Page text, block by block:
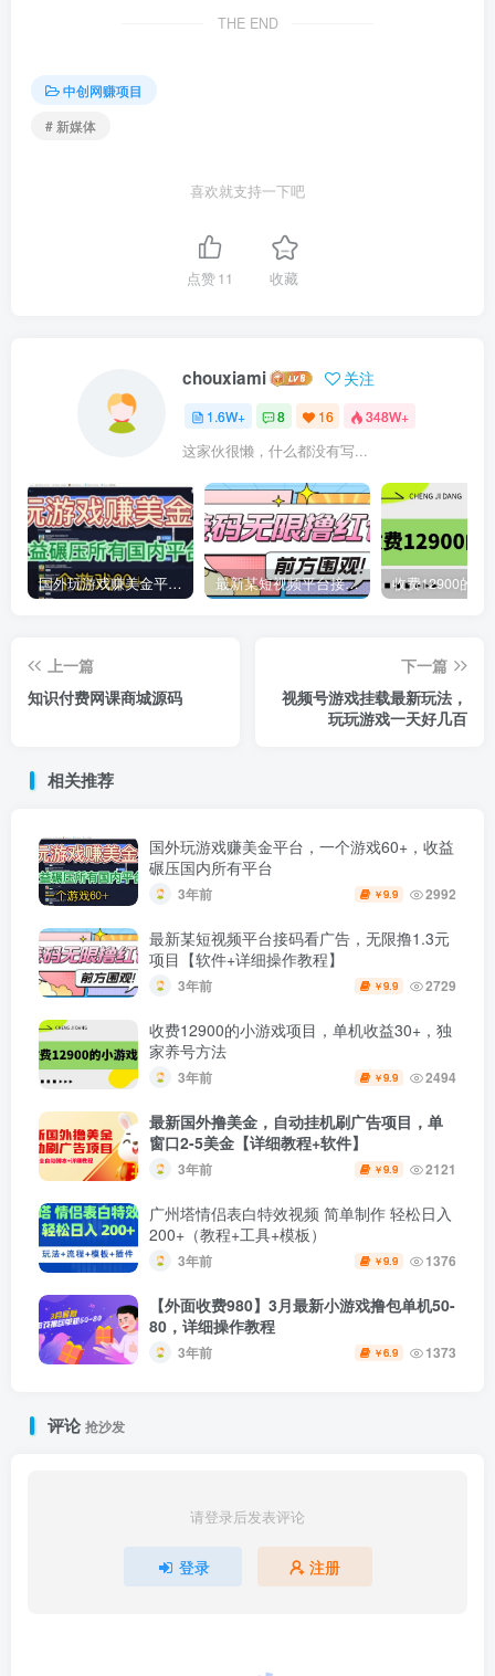
THE END
中创网赚项目
# 新媒体
喜欢就支持一下吧
点赞11 收藏
chouxiami 关注
1.6W+ 8 16 348W+
这家伙很懒，什么都没有写...
国外玩游戏赚美金平台，一个游戏60+，收益碾压国内所有平台 最新某短视频平台接码看广告，无限撸1.3元项目【软件+详细操作教程】
上一篇
知识付费网课商城源码
下一篇
视频号游戏挂载最新玩法，
玩玩游戏一天好几百
相关推荐
国外玩游戏赚美金平台，一个游戏60+，收益
碾压国内所有平台
3年前 ￥9.9 2992
最新某短视频平台接码看广告，无限撸1.3元
项目【软件+详细操作教程】
3年前 ￥9.9 2729
收费12900的小游戏项目，单机收益30+，独
家养号方法
3年前 ￥9.9 2494
最新国外撸美金，自动挂机刷广告项目，单
窗口2-5美金【详细教程+软件】
3年前 ￥9.9 2121
广州塔情侣表白特效视频 简单制作 轻松日入
200+（教程+工具+模板）
3年前 ￥9.9 1376
【外面收费980】3月最新小游戏撸包单机50-
80，详细操作教程
3年前 ￥6.9 1373
评论抢沙发
请登录后发表评论
登录 注册